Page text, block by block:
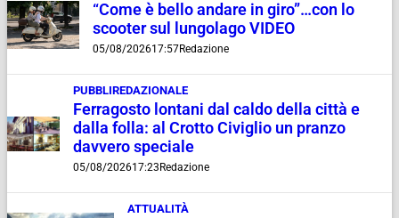
“Come è bello andare in giro”…con lo
scooter sul lungolago VIDEO
05/08/202617:57Redazione
PUBBLIREDAZIONALE
Ferragosto lontani dal caldo della città e
dalla folla: al Crotto Civiglio un pranzo
davvero speciale
05/08/202617:23 Redazione
ATTUALITÀ